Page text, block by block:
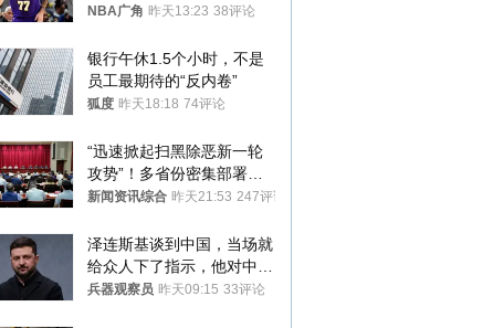
者？
NBA广角 昨天13:23 38评论
银行午休1.5个小时，不是
员工最期待的“反内卷”
狐度 昨天18:18 74评论
“迅速掀起扫黑除恶新一轮
攻势”！多省份密集部署，
公布举报方式
新闻资讯综合 昨天21:53 247评论
泽连斯基谈到中国，当场就
给众人下了指示，他对中国
和中乌关系，显然又有了新
兵器观察员 昨天09:15 33评论